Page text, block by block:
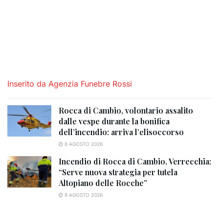
Inserito da Agenzia Funebre Rossi
Rocca di Cambio, volontario assalito
dalle vespe durante la bonifica
dell’incendio: arriva l’elisoccorso
8 AGOSTO 2026
Incendio di Rocca di Cambio, Verrecchia:
“Serve nuova strategia per tutela
Altopiano delle Rocche”
8 AGOSTO 2026